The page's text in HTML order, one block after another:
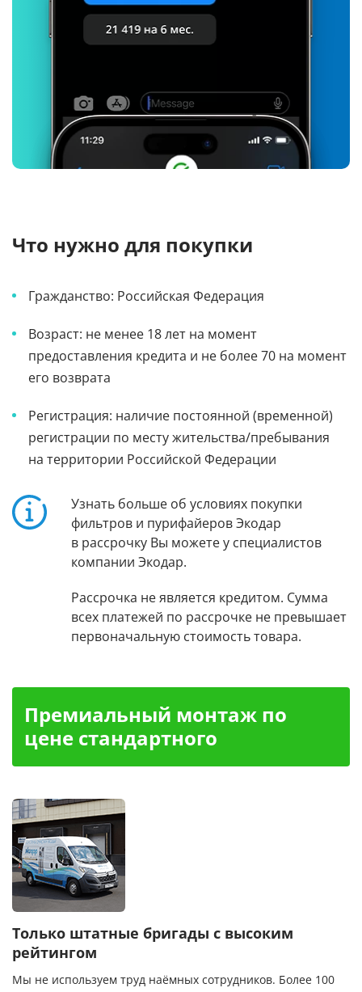
Что нужно для покупки
Гражданство: Российская Федерация
Возраст: не менее 18 лет на момент
предоставления кредита и не более 70 на момент
его возврата
Регистрация: наличие постоянной (временной)
регистрации по месту жительства/пребывания
на территории Российской Федерации
Узнать больше об условиях покупки
фильтров и пурифайеров Экодар
в рассрочку Вы можете у специалистов
компании Экодар.
Рассрочка не является кредитом. Сумма
всех платежей по рассрочке не превышает
первоначальную стоимость товара.
Премиальный монтаж по
цене стандартного
Только штатные бригады с высоким
рейтингом
Мы не используем труд наёмных сотрудников. Более 100